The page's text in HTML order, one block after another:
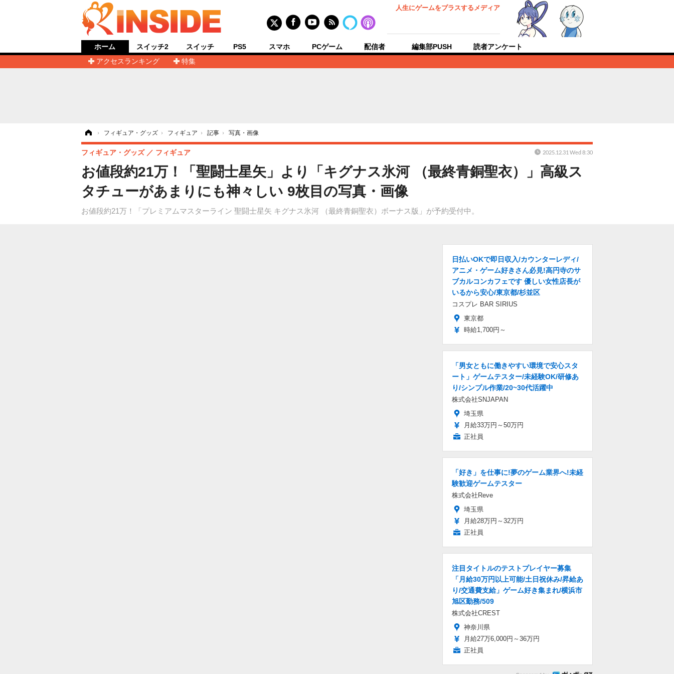
人生にゲームをプラスするメディア
ホーム
アクセスランキング
特集
スイッチ2 スイッチ PS5 スマホ PCゲーム 配信者 編集部PUSH 読者アンケート
› フィギュア・グッズ › フィギュア › 記事 › 写真・画像
お値段約21万！「聖闘士星矢」より「キグナス氷河 （最終青銅聖衣）」高級ス
タチューがあまりにも神々しい 9枚目の写真・画像
お値段約21万！「プレミアムマスターライン 聖闘士星矢 キグナス氷河 （最終青銅聖衣）ボーナス版」が予約受付中。
フィギュア・グッズ フィギュア 2025.12.31 Wed 8:30
日払いOKで即日収入/カウンターレディ/
アニメ・ゲーム好きさん必見!高円寺のサ
ブカルコンカフェです 優しい女性店長が
いるから安心/東京都/杉並区
コスプレ BAR SIRIUS
東京都
時給1,700円～
「男女ともに働きやすい環境で安心スタ
ート」ゲームテスター/未経験OK/研修あ
り/シンプル作業/20~30代活躍中
株式会社SNJAPAN
埼玉県
月給33万円～50万円
正社員
「好き」を仕事に!夢のゲーム業界へ!未経
験歓迎ゲームテスター
株式会社Reve
埼玉県
月給28万円～32万円
正社員
注目タイトルのテストプレイヤー募集
「月給30万円以上可能/土日祝休み/昇給あ
り/交通費支給」ゲーム好き集まれ/横浜市
旭区勤務/509
株式会社CREST
神奈川県
月給27万6,000円～36万円
正社員